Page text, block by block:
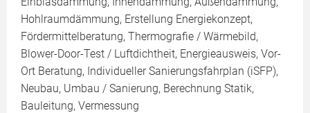
Hohlraumdämmung, Erstellung Energiekonzept,
Fördermittelberatung, Thermografie / Wärmebild,
Blower-Door-Test / Luftdichtheit, Energieausweis, Vor-
Ort Beratung, Individueller Sanierungsfahrplan (iSFP),
Neubau, Umbau / Sanierung, Berechnung Statik,
Bauleitung, Vermessung